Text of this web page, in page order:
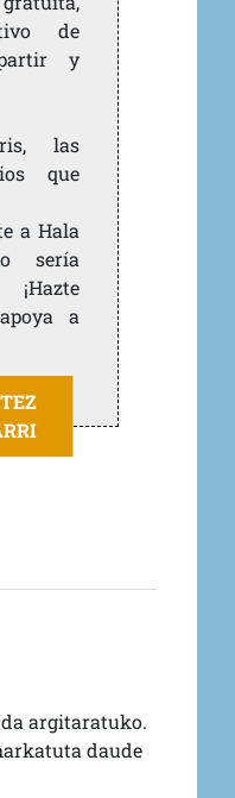
de
y
las
que
a Hala
sería
a
da argitaratuko.
daude